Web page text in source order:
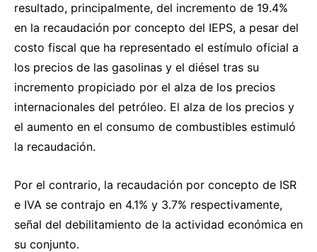
resultado, principalmente, del incremento de 19.4%
en la recaudación por concepto del IEPS, a pesar del
costo fiscal que ha representado el estímulo oficial a
los precios de las gasolinas y el diésel tras su
incremento propiciado por el alza de los precios
internacionales del petróleo. El alza de los precios y
el aumento en el consumo de combustibles estimuló
la recaudación.
Por el contrario, la recaudación por concepto de ISR
e IVA se contrajo en 4.1% y 3.7% respectivamente,
señal del debilitamiento de la actividad económica en
su conjunto.